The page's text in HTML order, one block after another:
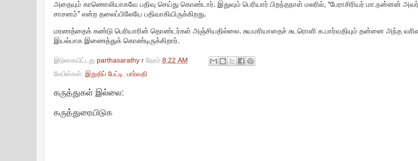
அதையும் காணொலியாகவே பதிவு செய்து கொண்டார். இதுவும் பெரியார் பிறந்தநாள் மலரில், “பேராசிரியர் மா.நன்னன்
சாசனம்” என்ற தலைப்பிலேயே பதிவாகியிருக்கிறது.
மரணத்தைக் கண்டு பெரியாரின் தொண்டர்கள் அஞ்சியதில்லை. சுயமரியாதைச் சுடரொளி க.பார்வதியும் தன்னை அந்த
இயல்பாக இணைத்துக் கொண்டிருக்கிறார்.
இடுகையிட்டது parthasarathy r நேரம் 8:22 AM
லேபிள்கள்: இறுதிப் பேட்டி பார்வதி
கருத்துகள் இல்லை:
கருத்துரையிடுக